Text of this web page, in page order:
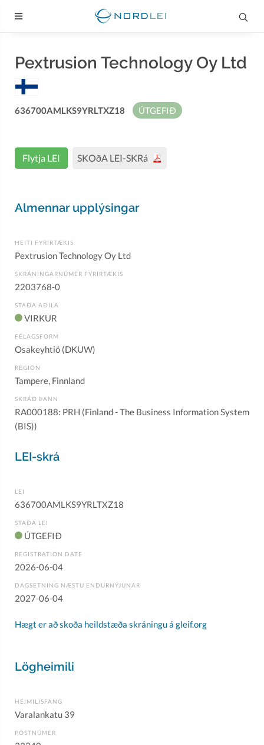
Pextrusion Technology Oy Ltd
636700AMLKS9YRLTXZ18 ÚTGEFIÐ
Flytja LEI SKOðA LEI-SKRá
Almennar upplýsingar
HEITI FYRIRTÆKIS
Pextrusion Technology Oy Ltd
SKRÁNINGARNÚMER FYRIRTÆKIS
2203768-0
STAÐA AÐILA
VIRKUR
FÉLAGSFORM
Osakeyhtiö (DKUW)
REGION
Tampere, Finnland
SKRÁÐ ÞANN
RA000188: PRH (Finland - The Business Information System
(BIS))
LEI-skrá
LEI
636700AMLKS9YRLTXZ18
STAÐA LEI
ÚTGEFIÐ
REGISTRATION DATE
2026-06-04
DAGSETNING NÆSTU ENDURNÝJUNAR
2027-06-04
Hægt er að skoða heildstæða skráningu á gleif.org
Lögheimili
HEIMILISFANG
Varalankatu 39
PÓSTNÚMER